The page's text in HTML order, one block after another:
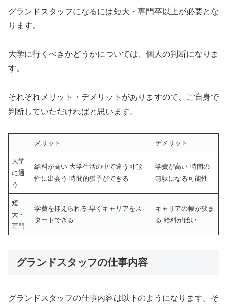
グランドスタッフになるには短大・専門卒以上が必要とな
ります。
大学に行くべきかどうかについては、個人の判断になりま
す。
それぞれメリット・デメリットがありますので、ご自身で
判断していただければと思います。
メリット デメリット
大学
に通
う
給料が高い 大学生活の中で違う可能
性に出会う 時間的猶予ができる
学費が高い 時間の
無駄になる可能性
短
大・
専門
学費を抑えられる 早くキャリアをス
タートできる
キャリアの幅が狭ま
る 給料が低い
グランドスタッフの仕事内容
グランドスタッフの仕事内容は以下のようになります。そ